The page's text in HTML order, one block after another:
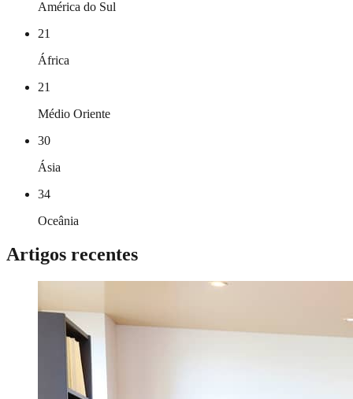
América do Sul
21
África
21
Médio Oriente
30
Ásia
34
Oceânia
Artigos recentes